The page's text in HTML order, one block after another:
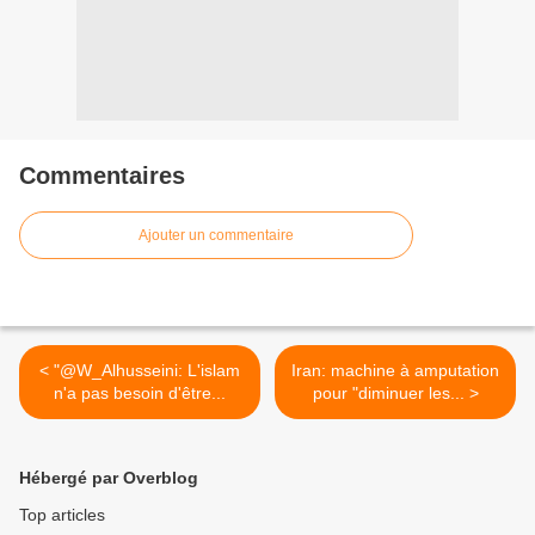
Commentaires
Ajouter un commentaire
< "@W_Alhusseini: L'islam
n'a pas besoin d'être...
Iran: machine à amputation
pour "diminuer les... >
Hébergé par Overblog
Top articles